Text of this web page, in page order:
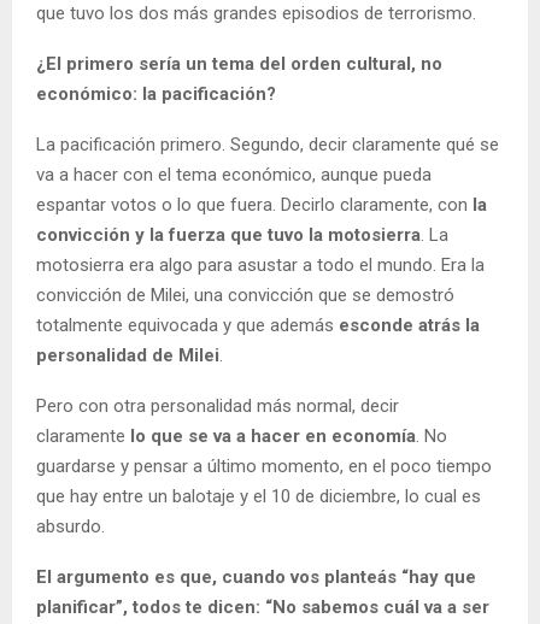
que tuvo los dos más grandes episodios de terrorismo.
¿El primero sería un tema del orden cultural, no
económico: la pacificación?
La pacificación primero. Segundo, decir claramente qué se
va a hacer con el tema económico, aunque pueda
espantar votos o lo que fuera. Decirlo claramente, con la
convicción y la fuerza que tuvo la motosierra. La
motosierra era algo para asustar a todo el mundo. Era la
convicción de Milei, una convicción que se demostró
totalmente equivocada y que además esconde atrás la
personalidad de Milei.
Pero con otra personalidad más normal, decir
claramente lo que se va a hacer en economía. No
guardarse y pensar a último momento, en el poco tiempo
que hay entre un balotaje y el 10 de diciembre, lo cual es
absurdo.
El argumento es que, cuando vos planteás “hay que
planificar”, todos te dicen: “No sabemos cuál va a ser